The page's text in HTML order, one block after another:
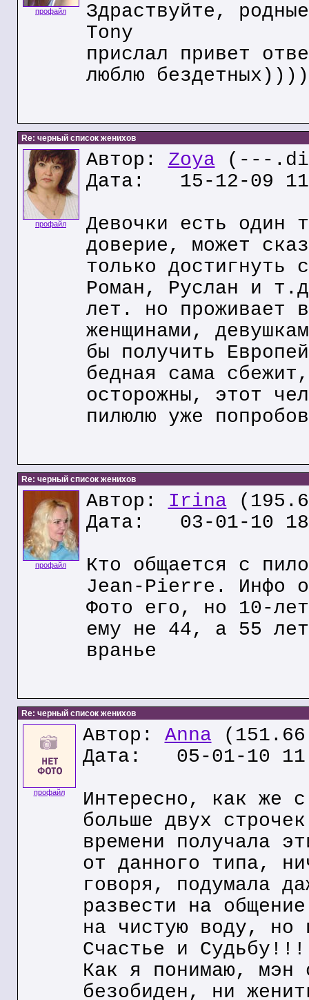
профайл
Здраствуйте,
Tony
прислал привет
люблю
Re: черный список женихов
профайл
Автор: Zoya (---
Дата: 15-12-09
Девочки есть один
доверие, может
только достигнуть
Роман, Руслан и
лет. но проживает
женщинами,
бы получить
бедная сама
осторожны, этот
пилюлю уже
Re: черный список женихов
профайл
Автор: Irina
Дата: 03-01-10
Кто общается с
Jean-Pierre. Инфо
Фото его, но 10-
ему не 44, а 55
вранье
Re: черный список женихов
профайл
Автор: Anna
Дата: 05-01-10
Интересно, как же
больше двух
времени получала
от данного типа,
говоря, подумала
развести на
на чистую воду, но
Счастье и
Как я понимаю, мэн
безобиден, ни